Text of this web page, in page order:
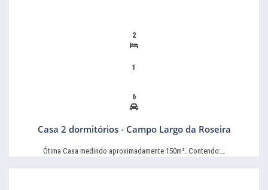
2
1
6
Casa 2 dormitórios - Campo Largo da Roseira
Ótima Casa medindo aproximadamente 150m². Contendo:…